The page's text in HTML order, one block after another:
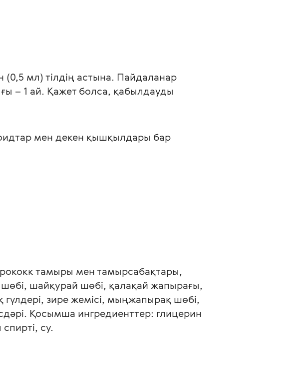
(0,5 мл) тілдің астына. Пайдаланар
– 1 ай. Қажет болса, қабылдауды
мен декен қышқылдары бар
тамыры мен тамырсабақтары,
шайқурай шөбі, қалақай жапырағы,
зире жемісі, мыңжапырақ шөбі,
Қосымша ингредиенттер: глицерин
су.